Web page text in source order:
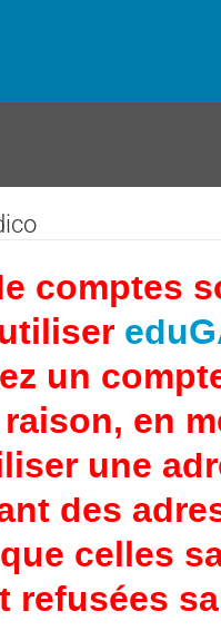
comptes
un
en
une
des
celles
refusées